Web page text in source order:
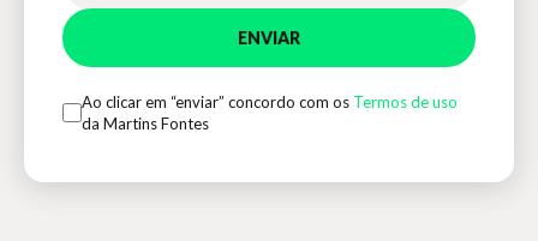
ENVIAR
Ao clicar em “enviar” concordo com os Termos de uso
da Martins Fontes